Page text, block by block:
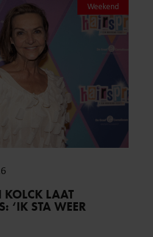
Weekend
LAAT
‘IK STA WEER